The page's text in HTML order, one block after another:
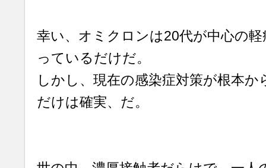
幸い、オミクロンは20代が中心の
っているだけだ。
しかし、現在の感染症対策が根本
だけは確実、だ。